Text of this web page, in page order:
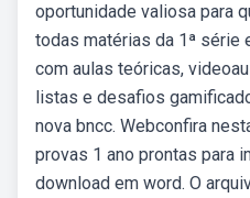
oportunidade valiosa para
todas matérias da 1ª série
com aulas teóricas,
listas e desafios
nova bncc. Webconfira
provas 1 ano prontas para
download em word. O